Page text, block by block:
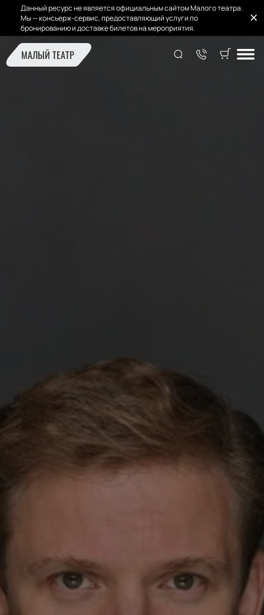
Данный ресурс не является официальным сайтом Малого театра.
Мы — консьерж-сервис, предоставляющий услуги по
бронированию и доставке билетов на мероприятия.
МАЛЫЙ ТЕАТР